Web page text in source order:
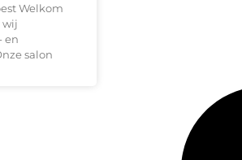
Welkom
wij
en
salon